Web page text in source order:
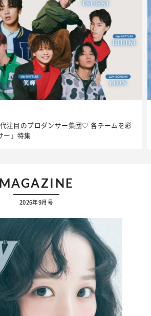
”が大切！くずれないメイクをつくる【保湿
選
MAGAZINE
2026年9月号